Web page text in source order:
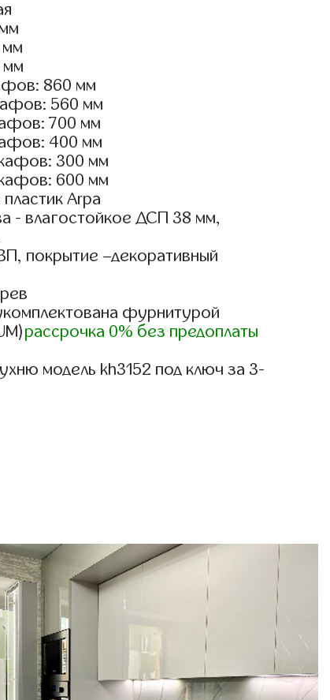
мм
мм
860 мм
560 мм
700 мм
400 мм
300 мм
600 мм
Arpa
- влагостойкое ДСП 38 мм,
покрытие –декоративный
фурнитурой
рассрочка 0% без предоплаты
модель kh3152 под ключ за 3-